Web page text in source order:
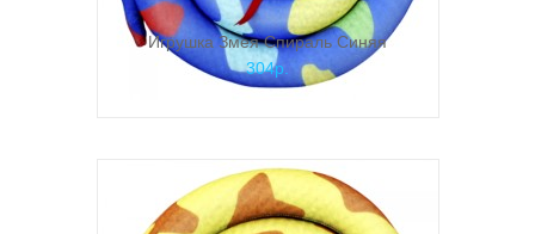
Игрушка Змея Спираль Синяя
304р.